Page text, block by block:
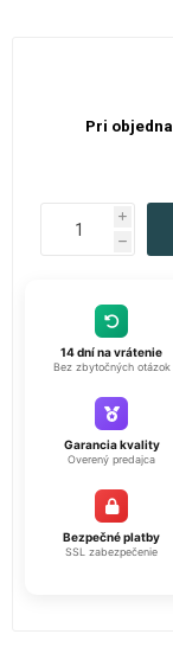
Pri
i
h
14 dní na vrátenie
Bez zbytočných otázok
Garancia kvality
Overený predajca
Bezpečné platby
SSL zabezpečenie